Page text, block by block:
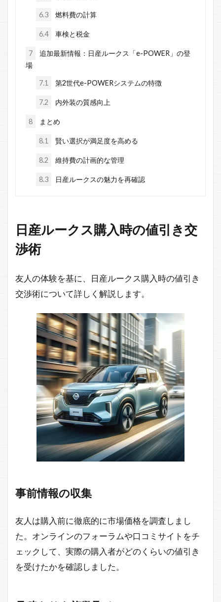
6.3 燃料費の計算
6.4 車検と税金
7
追加最新情報：日産ルークス「e-POWER」の登
場
7.1 第2世代e-POWERシステムの特徴
7.2 内外装の質感向上
8 まとめ
8.1 賢い選択が満足度を高める
8.2 維持費の計画的な管理
8.3 日産ルークスの魅力を再確認
日産ルークス購入時の値引き交
渉術
友人の体験を基に、日産ルークス購入時の値引き
交渉術について詳しく解説します。
事前情報の収集
友人は購入前に徹底的に市場価格を調査しまし
た。オンラインのフォーラムや口コミサイトをチ
ェックして、実際の購入者がどのくらいの値引き
を受けたかを確認しました。